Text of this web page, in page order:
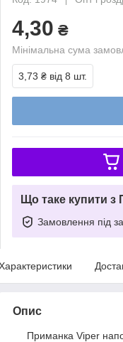
4,30 ₴
Мінімальна сума
3,73 ₴ від 8 шт.
Що таке купити з
Замовлення під
Опис
Приманка Viper